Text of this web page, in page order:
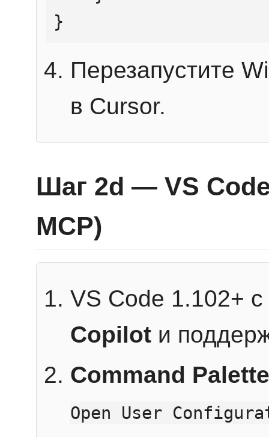
}
Перезапустите
в Cursor.
Шаг 2d — VS
MCP)
VS Code 1.102+
Copilot и
Command Palette
Open User